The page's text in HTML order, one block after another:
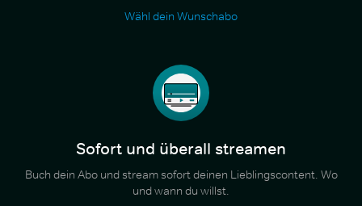
Wähl dein Wunschabo
Sofort und überall streamen
Buch dein Abo und stream sofort deinen Lieblingscontent. Wo
und wann du willst.